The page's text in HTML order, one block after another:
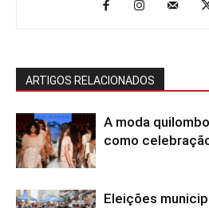
ARTIGOS RELACIONADOS
A moda
como
Eleições